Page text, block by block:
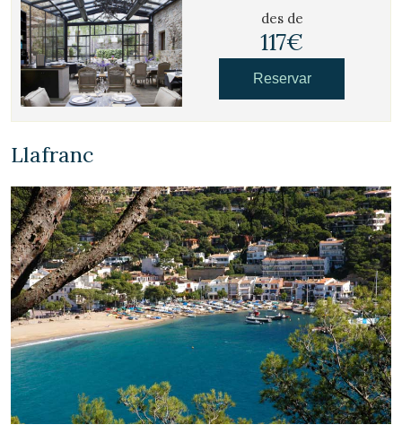
des de
117€
Reservar
Llafranc